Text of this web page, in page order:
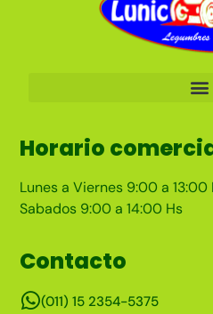
Horario
Lunes a Viernes 9:00 a 13:00
Sabados 9:00 a 14:00 Hs
Contacto
(011) 15 2354-5375